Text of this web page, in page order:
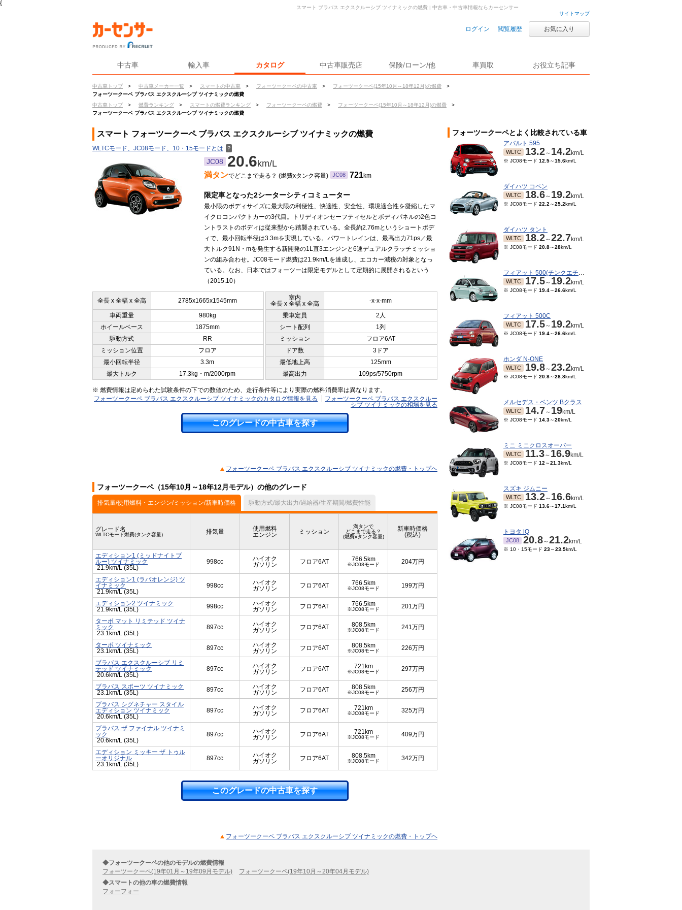
{
サイトマップ
ログイン 閲覧履歴 お気に入り
中古車 輸入車 カタログ 中古車販売店 保険/ローン/他 車買取 お役立ち記事
中古車トップ > 中古車メーカー一覧 > スマートの中古車 > フォーツークーペの中古車 > フォーツークーペ(15年10月～18年12月)の燃費
>
フォーツークーペ ブラバス エクスクルーシブ ツイナミックの燃費
中古車トップ
> 燃費ランキング > スマートの燃費ランキング > フォーツークーペの燃費 > フォーツークーペ(15年10月～18年12月)の燃費
>
フォーツークーペ ブラバス エクスクルーシブ ツイナミックの燃費
スマート ブラバス エクスクルーシブ ツイナミックの燃費 | 中古車・中古車情報ならカーセンサー
スマート フォーツークーペ ブラバス エクスクルーシブ ツイナミックの燃費
WLTCモード、JC08モード、10・15モードとは ？
JC08 20.6km/L
満タンでどこまで走る？ (燃費xタンク容量) JC08 721km
限定車となった2シーターシティコミューター
最小限のボディサイズに最大限の利便性、快適性、安全性、環境適合性を凝縮したマ
イクロコンパクトカーの3代目。トリディオンセーフティセルとボディパネルの2色コ
ントラストのボディは従来型から踏襲されている。全長約2.76mというショートボデ
ィで、最小回転半径は3.3mを実現している。パワートレインは、最高出力71ps／最
大トルク91N・mを発生する新開発の1L直3エンジンと6速デュアルクラッチミッショ
ンの組み合わせ。JC08モード燃費は21.9km/Lを達成し、エコカー減税の対象となっ
ている。なお、日本ではフォーツーは限定モデルとして定期的に展開されるという
（2015.10）
全長 x 全幅 x 全高 2785x1665x1545mm
室内
全長 x 全幅 x 全高
-x-x-mm
車両重量 980kg 乗車定員
2人
ホイールベース
1875mm シート配列
1列
駆動方式
RR ミッション
フロア6AT
ミッション位置
フロア ドア数
3ドア
最小回転半径
3.3m 最低地上高
125mm
最大トルク
17.3kg・m/2000rpm 最高出力 109ps/5750rpm
※ 燃費情報は定められた試験条件の下での数値のため、走行条件等により実際の燃料消費率は異なります。
フォーツークーペ ブラバス エクスクルーシブ ツイナミックのカタログ情報を見る
フォーツークーペ ブラバス エクスクルー
シブ ツイナミックの相場を見る
このグレードの中古車を探す
フォーツークーペ ブラバス エクスクルーシブ ツイナミックの燃費・トップヘ
フォーツークーペ（15年10月～18年12月モデル）の他のグレード
排気量/使用燃料・エンジン/ミッション/新車時価格 駆動方式/最大出力/過給器/生産期間/燃費性能
グレード名
WLTCモード燃費(タンク容量) 排気量
使用燃料
エンジン
ミッション
満タンで
どこまで走る？
(燃費xタンク容量)
新車時価格
(税込)
エディション1 (ミッドナイトブ
ルー) ツイナミック
21.9km/L (35L)
998cc
ハイオク
ガソリン
フロア6AT 766.5km
※JC08モード 204万円
エディション1 (ラバオレンジ) ツ
イナミック
21.9km/L (35L)
998cc
ハイオク
ガソリン
フロア6AT 766.5km
※JC08モード 199万円
エディション2 ツイナミック
21.9km/L (35L)
998cc
ハイオク
ガソリン
フロア6AT 766.5km
※JC08モード 201万円
ターボ マット リミテッド ツイナ
ミック
23.1km/L (35L)
897cc
ハイオク
ガソリン
フロア6AT 808.5km
※JC08モード 241万円
ターボ ツイナミック
23.1km/L (35L)
897cc
ハイオク
ガソリン
フロア6AT 808.5km
※JC08モード 226万円
ブラバス エクスクルーシブ リミ
テッド ツイナミック
20.6km/L (35L)
897cc
ハイオク
ガソリン
フロア6AT 721km
※JC08モード 297万円
ブラバス スポーツ ツイナミック
23.1km/L (35L)
897cc
ハイオク
ガソリン
フロア6AT 808.5km
※JC08モード 256万円
ブラバス シグネチャー スタイル
エディション ツイナミック
20.6km/L (35L)
897cc
ハイオク
ガソリン
フロア6AT 721km
※JC08モード 325万円
ブラバス ザ ファイナル ツイナミ
ック
20.6km/L (35L)
897cc
ハイオク
ガソリン
フロア6AT 721km
※JC08モード 409万円
エディション ミッキー ザ トゥル
ーオリジナル
23.1km/L (35L)
897cc
ハイオク
ガソリン
フロア6AT 808.5km
※JC08モード 342万円
このグレードの中古車を探す
フォーツークーペ ブラバス エクスクルーシブ ツイナミックの燃費・トップヘ
フォーツークーペとよく比較されている車
アバルト 595
WLTC 13.2～ 14.2km/L
※ JC08モード 12.5～15.6km/L
ダイハツ コペン
WLTC 18.6～ 19.2km/L
※ JC08モード 22.2 ～25.2km/L
ダイハツ タント
WLTC 18.2～22.7km/L
※ JC08モード 20.8～28km/L
フィアット 500(チンクエチェント)
WLTC 17.5～ 19.2km/L
※ JC08モード 19.4～26.6km/L
フィアット 500C
WLTC 17.5～ 19.2km/L
※ JC08モード 19.4～26.6km/L
ホンダ N-ONE
WLTC 19.8～23.2km/L
※ JC08モード 20.8～28.8km/L
メルセデス・ベンツ Bクラス
WLTC 14.7～ 19km/L
※ JC08モード 14.3～20km/L
ミニ ミニクロスオーバー
WLTC 11.3～ 16.9km/L
※ JC08モード 12 ～21.3km/L
スズキ ジムニー
WLTC 13.2～ 16.6km/L
※ JC08モード 13.6～17.1km/L
トヨタ iQ
JC08 20.8～21.2km/L
※ 10・15モード 23～23.5km/L
◆フォーツークーペの他のモデルの燃費情報
フォーツークーペ(19年01月～19年09月モデル)
フォーツークーペ(19年10月～20年04月モデル)
◆スマートの他の車の燃費情報
フォーフォー